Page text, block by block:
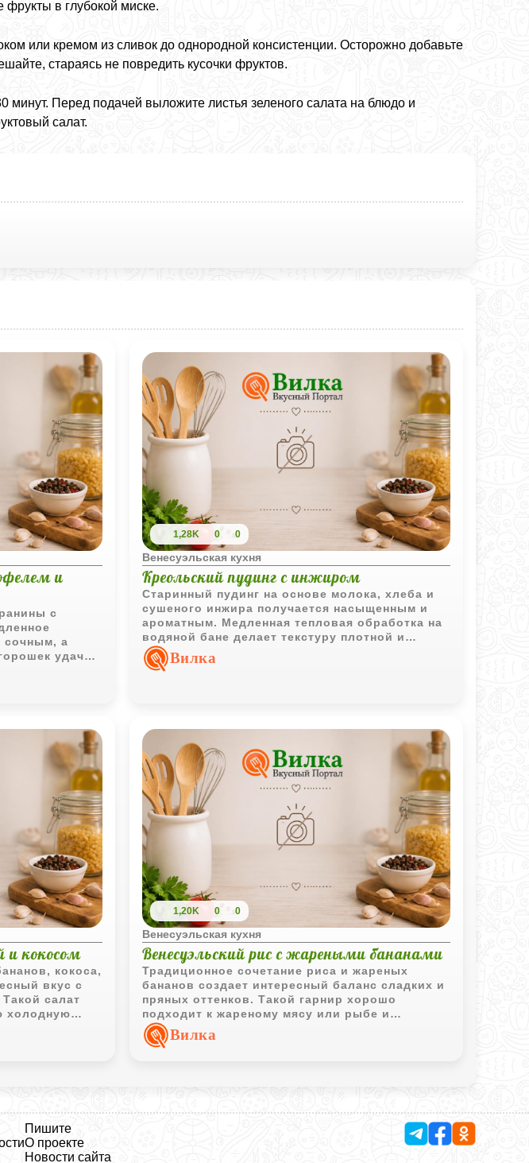
фрукты в глубокой миске.
или кремом из сливок до однородной консистенции. Осторожно добавьте
стараясь не повредить кусочки фруктов.
минут. Перед подачей выложите листья зеленого салата на блюдо и
салат.
и
с
сочным, а
удачно
1,28K 0 0
Венесуэльская кухня
Креольский пудинг с инжиром
Старинный пудинг на основе молока, хлеба и
сушеного инжира получается насыщенным и
ароматным. Медленная тепловая обработка на
водяной бане делает текстуру плотной и
однородной, а вкус - глубоким и
выразительным.
Вилка
и кокосом
кокоса,
вкус с
салат
холодную
1,20K 0 0
Венесуэльская кухня
Венесуэльский рис с жареными бананами
Традиционное сочетание риса и жареных
бананов создает интересный баланс сладких и
пряных оттенков. Такой гарнир хорошо
подходит к жареному мясу или рыбе и
помогает взглянуть на привычный рис по-
новому.Вилка
Пишите
О проекте
Новости сайта